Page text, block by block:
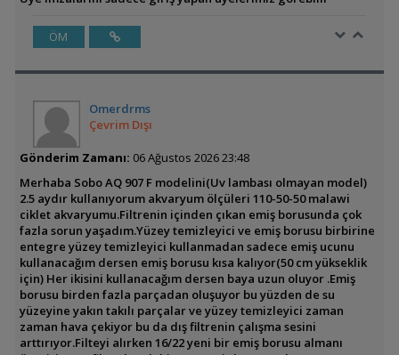
ÖM
Omerdrms
Çevrim Dışı
Gönderim Zamanı: 06 Ağustos 2026 23:48
Merhaba Sobo AQ 907 F modelini(Uv lambası olmayan model)
2.5 aydır kullanıyorum akvaryum ölçüleri 110-50-50 malawi
ciklet akvaryumu.Filtrenin içinden çıkan emiş borusunda çok
fazla sorun yaşadım.Yüzey temizleyici ve emiş borusu birbirine
entegre yüzey temizleyici kullanmadan sadece emiş ucunu
kullanacağım dersen emiş borusu kısa kalıyor(50 cm yükseklik
için) Her ikisini kullanacağım dersen baya uzun oluyor .Emiş
borusu birden fazla parçadan oluşuyor bu yüzden de su
yüzeyine yakın takılı parçalar ve yüzey temizleyici zaman
zaman hava çekiyor bu da dış filtrenin çalışma sesini
arttırıyor.Filteyi alırken 16/22 yeni bir emiş borusu almanı